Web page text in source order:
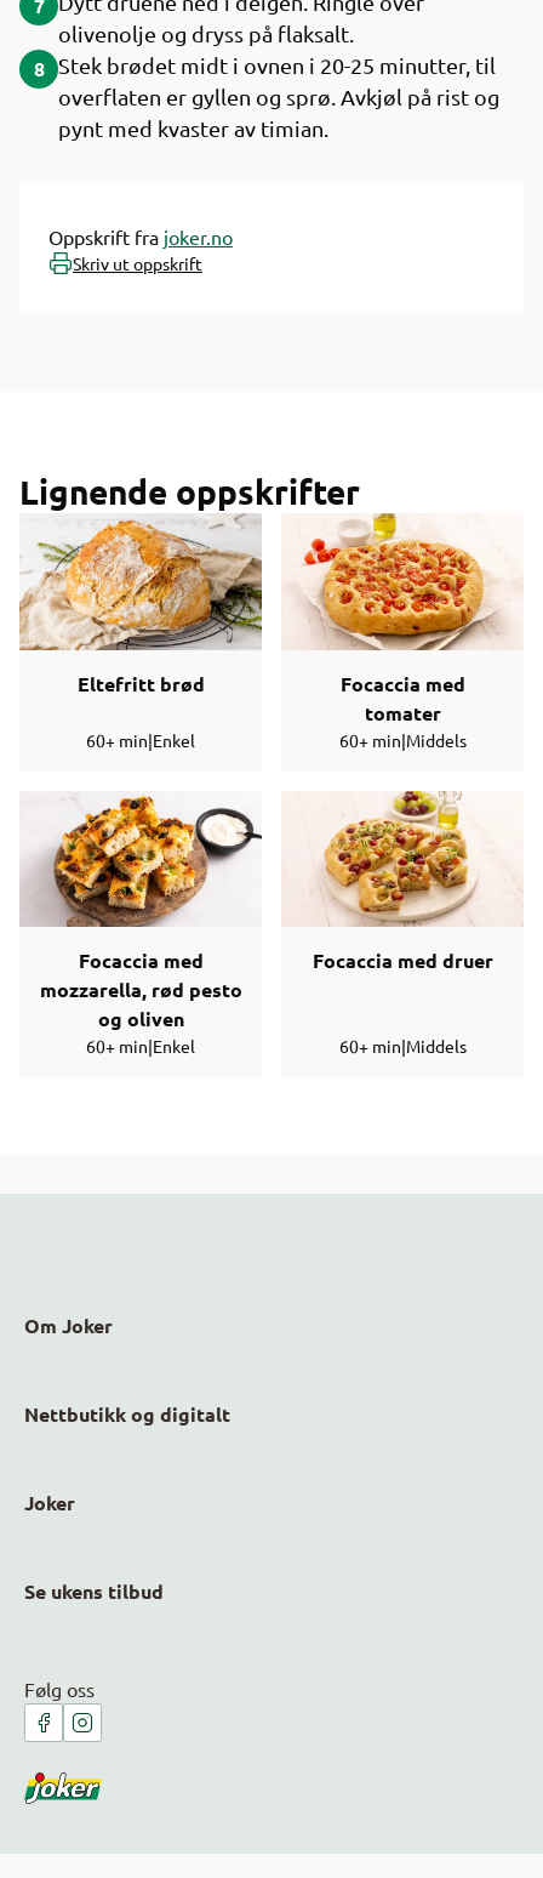
7
olivenolje og dryss på flaksalt.
8 Stek brødet midt i ovnen i 20-25 minutter, til
overflaten er gyllen og sprø. Avkjøl på rist og
pynt med kvaster av timian.
Oppskrift fra joker.no
Skriv ut oppskrift
Lignende oppskrifter
Eltefritt brød
60+ min|Enkel
Focaccia med
tomater
60+ min|Middels
Focaccia med
mozzarella, rød pesto
og oliven
60+ min|Enkel
Focaccia med druer
60+ min|Middels
Om Joker
Nettbutikk og digitalt
Joker
Se ukens tilbud
Følg oss